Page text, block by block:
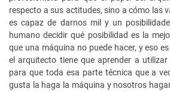
respecto a sus actitudes, sino a cómo las
es capaz de darnos mil y un
humano decidir qué posibilidad es la
que una máquina no puede hacer, y eso
el arquitecto tiene que aprender a
para que toda esa parte técnica que a
gusta la haga la máquina y nosotros